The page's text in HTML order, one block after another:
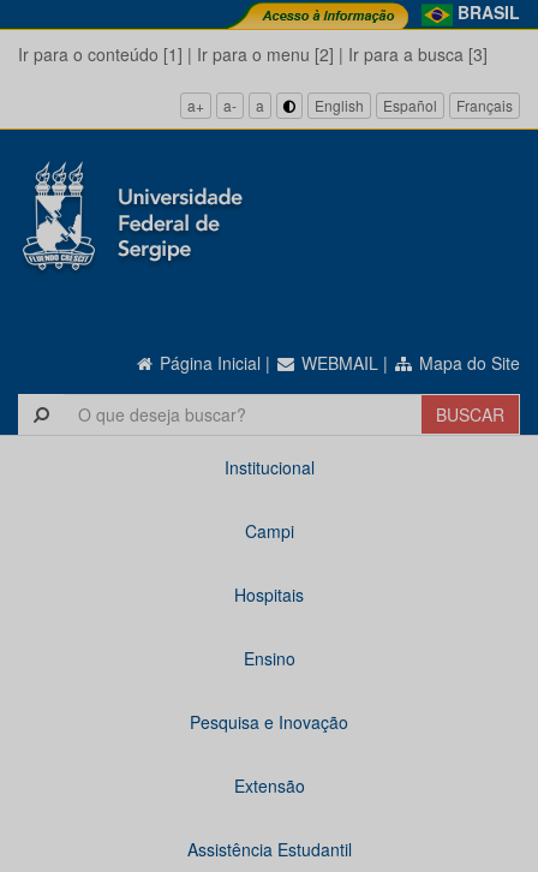
BRASIL
Ir para o conteúdo [1] | Ir para o menu [2] | Ir para a busca [3]
a+ a- a English Español Français
Página Inicial | WEBMAIL | Mapa do Site
Institucional
Campi
Hospitais
Ensino
Pesquisa e Inovação
Extensão
Assistência Estudantil